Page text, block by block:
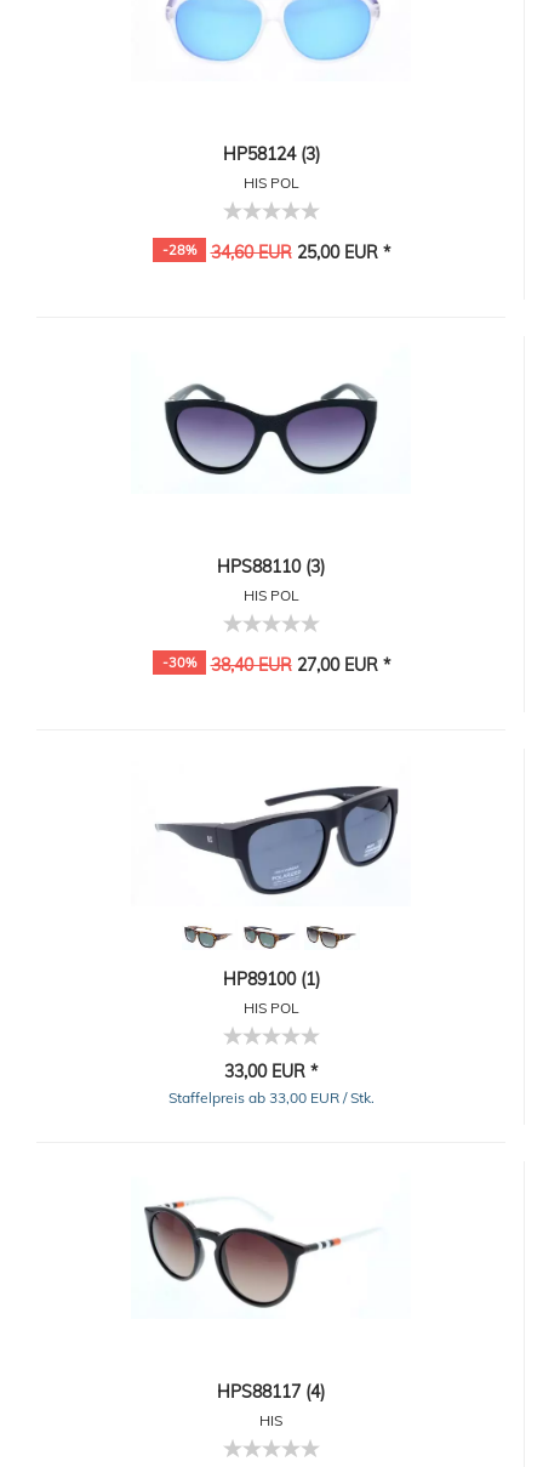
HP58124 (3)
HIS POL
-28% 34,60 EUR25,00 EUR *
HPS88110 (3)
HIS POL
-30% 38,40 EUR27,00 EUR *
HP89100 (1)
HIS POL
33,00 EUR *
Staffelpreis ab 33,00 EUR / Stk.
HPS88117 (4)
HIS